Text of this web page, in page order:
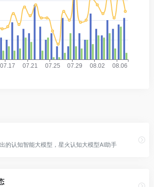
的认知智能大模型，星火认知大模型AI助手